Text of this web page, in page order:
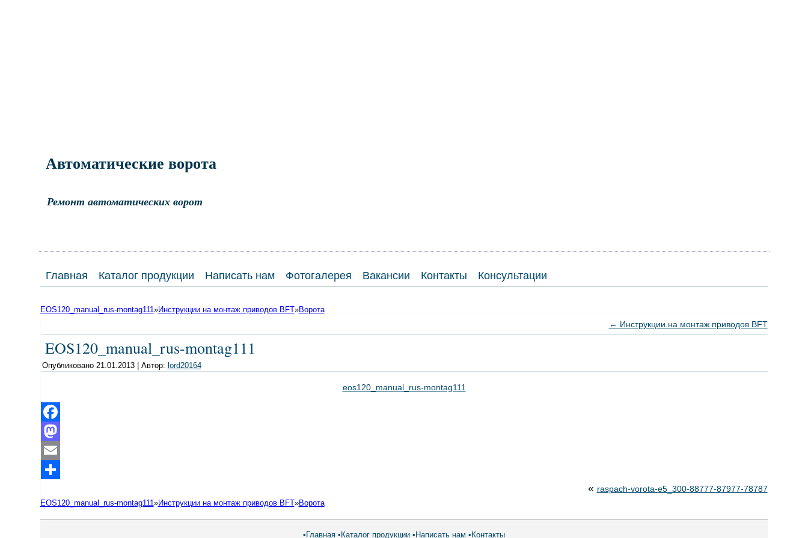
Автоматические ворота
Ремонт автоматических ворот
Главная Каталог продукции Написать нам Фотогалерея Вакансии Контакты Консультации
EOS120_manual_rus-montag111»Инструкции на монтаж приводов BFT»Ворота
← Инструкции на монтаж приводов BFT
EOS120_manual_rus-montag111
Опубликовано 21.01.2013| Автор: lord20164
eos120_manual_rus-montag111
Facebook
Mastodon
Email
« raspach-vorota-e5_300-88777-87977-78787
EOS120_manual_rus-montag111»Инструкции на монтаж приводов BFT»Ворота
• Главная • Каталог продукции • Написать нам • Контакты